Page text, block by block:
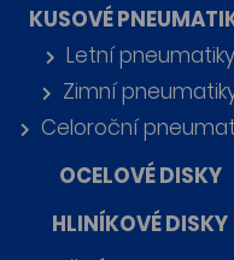
KUSOVÉ
Letní pneumatiky
Zimní
Celoroční
OCELOVÉ DISKY
HLINÍKOVÉ DISKY